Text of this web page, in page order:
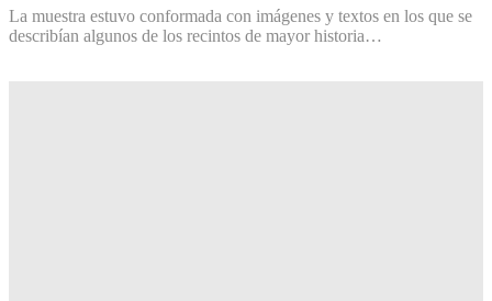
La muestra estuvo conformada con imágenes y textos en los que se
describían algunos de los recintos de mayor historia…